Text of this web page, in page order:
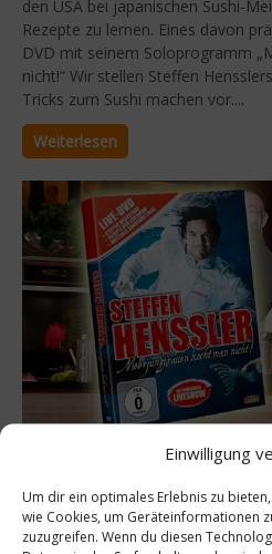
Einwilligung
Um dir ein optimales Erlebnis zu
wie Cookies, um Geräteinformationen
zuzugreifen. Wenn du diesen
den USA bei japanischen Sushi-
Rezepte zu lernen. Eines davon
DVD mit seinem Soloprogramm
nicht!“ Wir stellen Steffen
Tricks zum Sushi machen vor....
Weiterlesen
Steffen Hensslers Live-
gewinnen